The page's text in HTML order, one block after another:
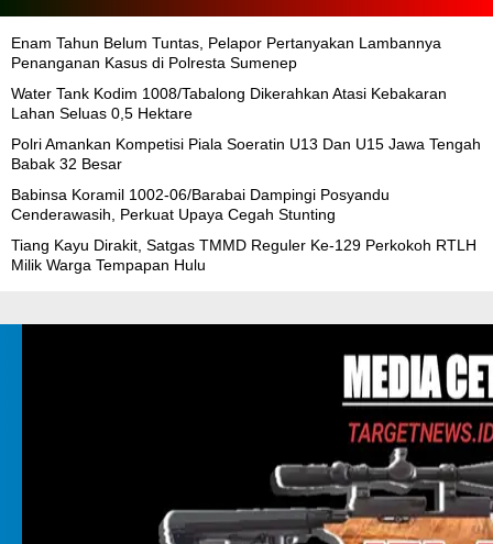
Enam Tahun Belum Tuntas, Pelapor Pertanyakan Lambannya
Penanganan Kasus di Polresta Sumenep
Water Tank Kodim 1008/Tabalong Dikerahkan Atasi Kebakaran
Lahan Seluas 0,5 Hektare
Polri Amankan Kompetisi Piala Soeratin U13 Dan U15 Jawa Tengah
Babak 32 Besar
Babinsa Koramil 1002-06/Barabai Dampingi Posyandu
Cenderawasih, Perkuat Upaya Cegah Stunting
Tiang Kayu Dirakit, Satgas TMMD Reguler Ke-129 Perkokoh RTLH
Milik Warga Tempapan Hulu